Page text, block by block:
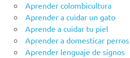
Aprender colombicultura
Aprender a cuidar un gato
Aprende a cuidar tu piel
Aprender a domesticar perros
Aprender lenguaje de signos